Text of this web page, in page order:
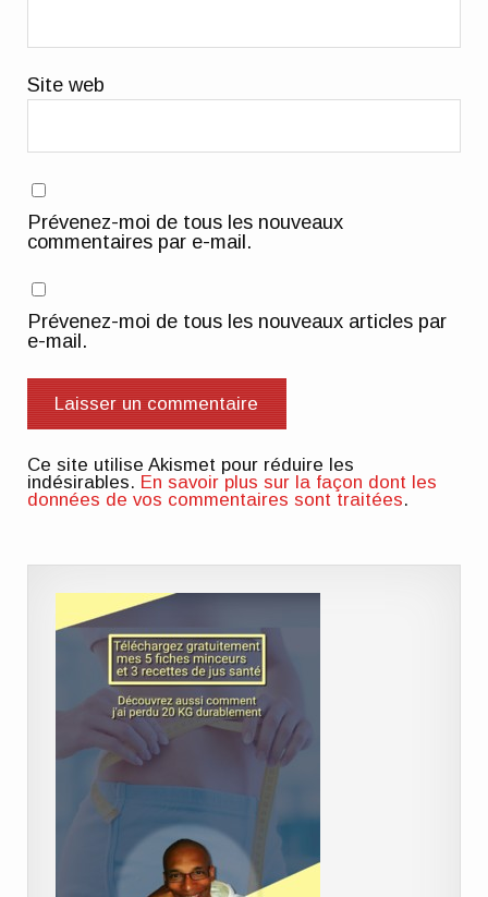
Site web
Prévenez-moi de tous les nouveaux
commentaires par e-mail.
Prévenez-moi de tous les nouveaux articles par
e-mail.
Ce site utilise Akismet pour réduire les
indésirables. En savoir plus sur la façon dont les
données de vos commentaires sont traitées.